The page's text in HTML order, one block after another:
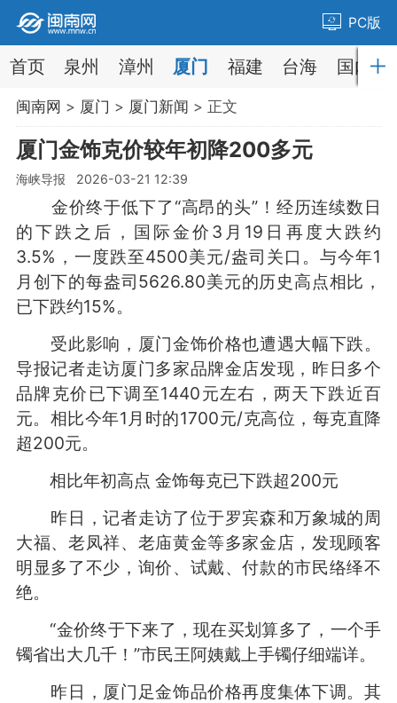
PC版
首页 泉州 漳州 厦门 福建 台海 国内
闽南网 > 厦门 > 厦门新闻 > 正文
厦门金饰克价较年初降200多元
海峡导报 2026-03-21 12:39
金价终于低下了“高昂的头”！经历连续数日
的下跌之后，国际金价3月19日再度大跌约
3.5%，一度跌至4500美元/盎司关口。与今年1
月创下的每盎司5626.80美元的历史高点相比，
已下跌约15%。
受此影响，厦门金饰价格也遭遇大幅下跌。
导报记者走访厦门多家品牌金店发现，昨日多个
品牌克价已下调至1440元左右，两天下跌近百
元。相比今年1月时的1700元/克高位，每克直降
超200元。
相比年初高点 金饰每克已下跌超200元
昨日，记者走访了位于罗宾森和万象城的周
大福、老凤祥、老庙黄金等多家金店，发现顾客
明显多了不少，询价、试戴、付款的市民络绎不
绝。
“金价终于下来了，现在买划算多了，一个手
镯省出大几千！”市民王阿姨戴上手镯仔细端详。
昨日，厦门足金饰品价格再度集体下调。其